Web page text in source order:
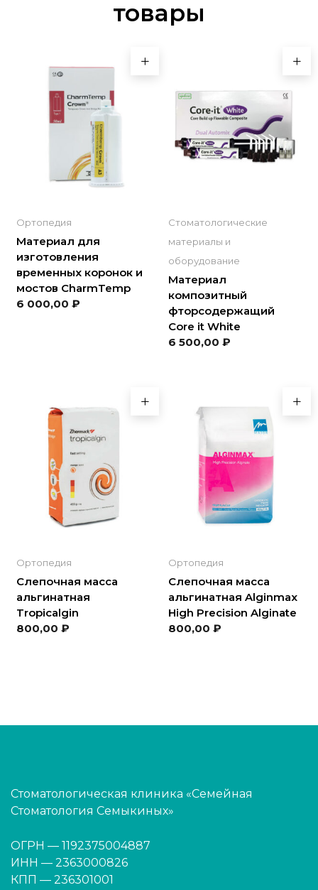
товары
Ортопедия
Материал для
изготовления
временных коронок и
мостов CharmTemp
6 000,00 ₽
Стоматологические
материалы и
оборудование
Материал
композитный
фторсодержащий
Core it White
6 500,00 ₽
Ортопедия
Слепочная масса
альгинатная
Tropicalgin
800,00 ₽
Ортопедия
Слепочная масса
альгинатная Alginmax
High Precision Alginate
800,00 ₽
Стоматологическая клиника «Семейная
Стоматология Семыкиных»
ОГРН — 1192375004887
ИНН — 2363000826
КПП — 236301001